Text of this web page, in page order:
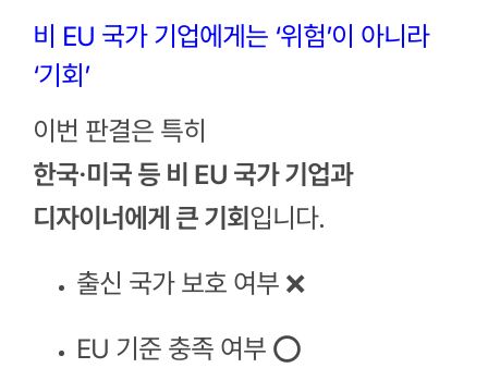
비 EU 국가 기업에게는 ‘위험’이 아니라
‘기회’
이번 판결은 특히
한국·미국 등 비 EU 국가 기업과
디자이너에게 큰 기회 입니다.
출신 국가 보호 여부 ❌
EU 기준 충족 여부 ⭕